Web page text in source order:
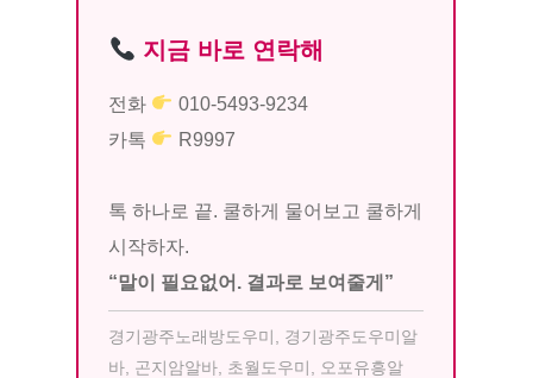
지금 바로 연락해
전화
010-5493-9234
카톡
R9997
톡 하나로 끝. 쿨하게 물어보고 쿨하게
시작하자.
“말이 필요없어. 결과로 보여줄게”
경기광주노래방도우미, 경기광주도우미알
바, 곤지암알바, 초월도우미, 오포유흥알